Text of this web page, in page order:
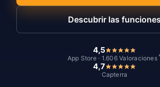
Descubrir las funciones
4,5
App Store · 1.606 Valoraciones
4,7
Capterra